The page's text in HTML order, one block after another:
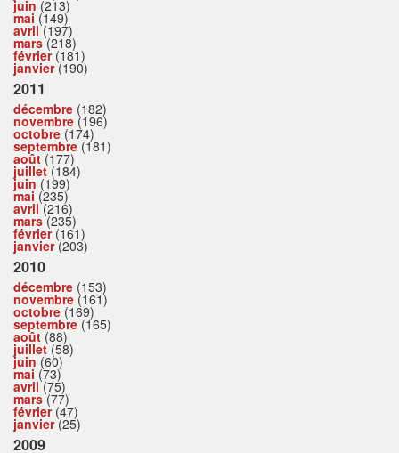
juin (213)
mai (149)
avril(197)
mars(218)
février(181)
janvier(190)
2011
décembre (182)
novembre (196)
octobre (174)
septembre (181)
août (177)
juillet(184)
juin (199)
mai (235)
avril(216)
mars(235)
février(161)
janvier(203)
2010
décembre (153)
novembre (161)
octobre (169)
septembre (165)
août (88)
juillet(58)
juin (60)
mai (73)
avril(75)
mars(77)
février(47)
janvier(25)
2009